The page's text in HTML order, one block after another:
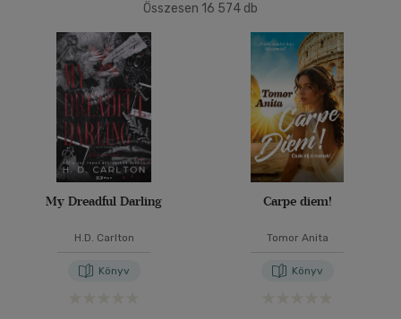
Ár szerint
500 Ft alatt(5)
500 Ft - 2500 Ft
2500 Ft - 4500 Ft
4500 Ft felett
Korosztály szerint
Ifjúsági(75)
Összesen 16 574 db
My Dreadful Darling
H.D. Carlton
Könyv
Carpe diem!
Tomor Anita
Könyv